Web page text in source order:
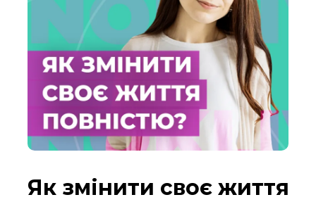
Як змінити своє життя